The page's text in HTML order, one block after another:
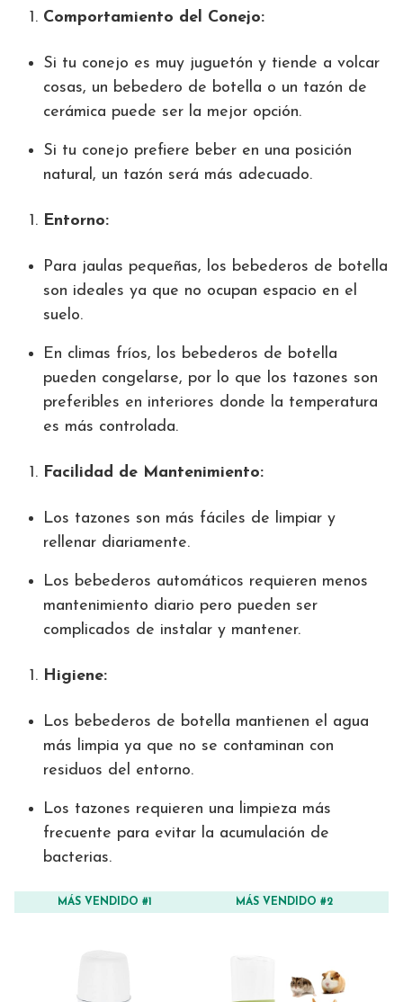
Comportamiento del Conejo:
Si tu conejo es muy juguetón y tiende a volcar
cosas, un bebedero de botella o un tazón de
cerámica puede ser la mejor opción.
Si tu conejo prefiere beber en una posición
natural, un tazón será más adecuado.
Entorno:
Para jaulas pequeñas, los bebederos de botella
son ideales ya que no ocupan espacio en el
suelo.
En climas fríos, los bebederos de botella
pueden congelarse, por lo que los tazones son
preferibles en interiores donde la temperatura
es más controlada.
Facilidad de Mantenimiento:
Los tazones son más fáciles de limpiar y
rellenar diariamente.
Los bebederos automáticos requieren menos
mantenimiento diario pero pueden ser
complicados de instalar y mantener.
Higiene:
Los bebederos de botella mantienen el agua
más limpia ya que no se contaminan con
residuos del entorno.
Los tazones requieren una limpieza más
frecuente para evitar la acumulación de
bacterias.
MÁS VENDIDO #1 MÁS VENDIDO #2